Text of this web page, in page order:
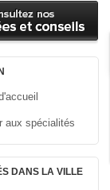
aux spécialités
DANS LA VILLE